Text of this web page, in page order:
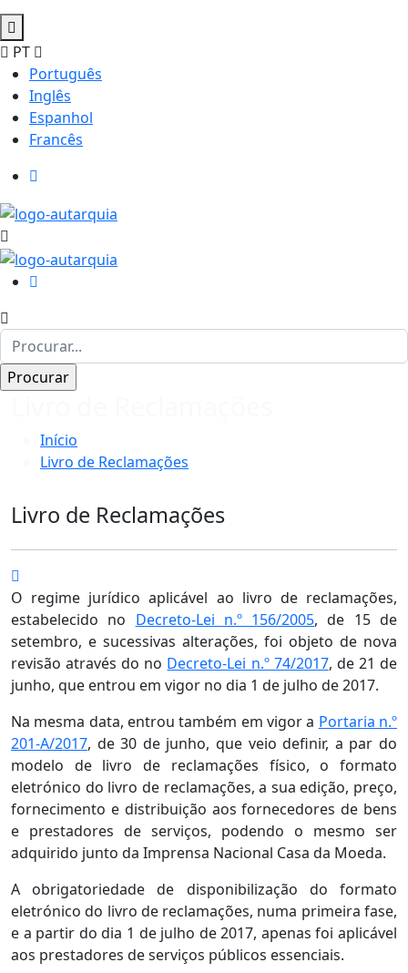
PT
Português
Inglês
Espanhol
Francês
Início
Livro de Reclamações
Livro de Reclamações
O regime jurídico aplicável ao livro de reclamações,
estabelecido no Decreto-Lei n.º 156/2005, de 15 de
setembro, e sucessivas alterações, foi objeto de nova
revisão através do no Decreto-Lei n.º 74/2017, de 21 de
junho, que entrou em vigor no dia 1 de julho de 2017.
Na mesma data, entrou também em vigor a Portaria n.º
201-A/2017, de 30 de junho, que veio definir, a par do
modelo de livro de reclamações físico, o formato
eletrónico do livro de reclamações, a sua edição, preço,
fornecimento e distribuição aos fornecedores de bens
e prestadores de serviços, podendo o mesmo ser
adquirido junto da Imprensa Nacional Casa da Moeda.
A obrigatoriedade de disponibilização do formato
eletrónico do livro de reclamações, numa primeira fase,
e a partir do dia 1 de julho de 2017, apenas foi aplicável
aos prestadores de serviços públicos essenciais.